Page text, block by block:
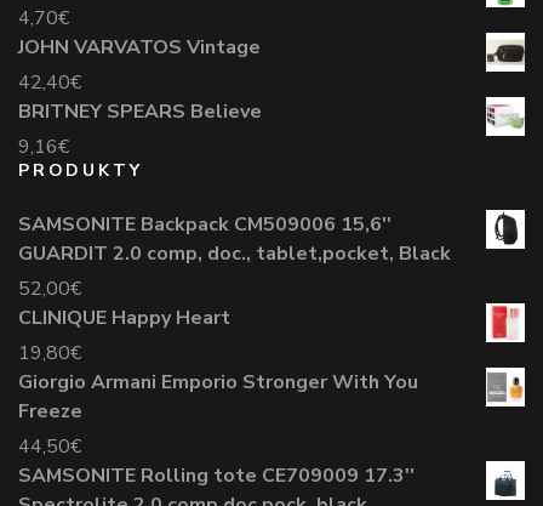
4,70€
JOHN VARVATOS Vintage
42,40€
BRITNEY SPEARS Believe
9,16€
PRODUKTY
SAMSONITE Backpack CM509006 15,6''
GUARDIT 2.0 comp, doc., tablet,pocket, Black
52,00€
CLINIQUE Happy Heart
19,80€
Giorgio Armani Emporio Stronger With You
Freeze
44,50€
SAMSONITE Rolling tote CE709009 17.3''